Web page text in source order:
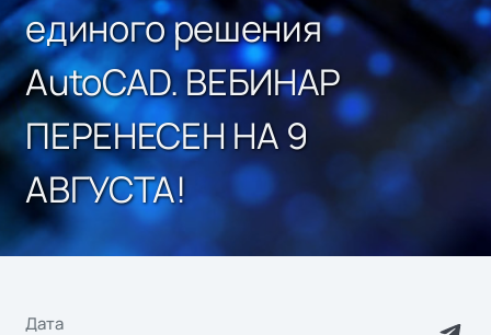
единого решения
AutoCAD. ВЕБИНАР
ПЕРЕНЕСЕН НА 9
АВГУСТА!
Дата